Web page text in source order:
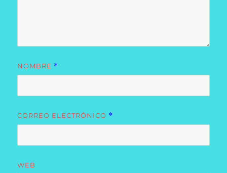
NOMBRE *
CORREO ELECTRÓNICO *
WEB